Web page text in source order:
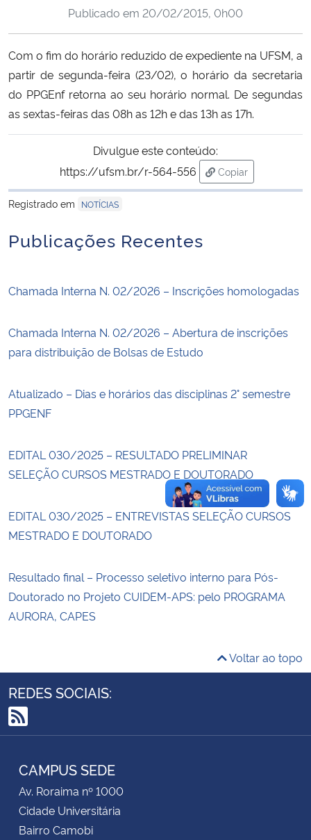
Ministério da Cidadania
Ministério de Minas e Energia
Ministério da Ciência, Tecnologia, Inovações e Comunicações
Ministério do Meio Ambiente
Ministério do Turismo
Ministério do Desenvolvimento Regional
Gabinete de Segurança Institucional
Advocacia-Geral da União
Publicado em 20/02/2015, 0h00
Com o fim do horário reduzido de expediente na UFSM, a
partir de segunda-feira (23/02), o horário da secretaria
do PPGEnf retorna ao seu horário normal. De segundas
as sextas-feiras das 08h as 12h e das 13h as 17h.
Divulgue este conteúdo:
https://ufsm.br/r-564-556
Copiar
para área de
Registrado em
NOTÍCIAS
Publicações Recentes
Chamada Interna N. 02/2026 – Inscrições homologadas
Chamada Interna N. 02/2026 – Abertura de inscrições
para distribuição de Bolsas de Estudo
Atualizado – Dias e horários das disciplinas 2° semestre
PPGENF
EDITAL 030/2025 – RESULTADO PRELIMINAR
SELEÇÃO CURSOS MESTRADO E DOUTORADO
EDITAL 030/2025 – ENTREVISTAS SELEÇÃO CURSOS
MESTRADO E DOUTORADO
Resultado final – Processo seletivo interno para Pós-
Doutorado no Projeto CUIDEM-APS: pelo PROGRAMA
AURORA, CAPES
Voltar ao topo
REDES SOCIAIS:
RSS
CAMPUS SEDE
Av. Roraima nº 1000
Cidade Universitária
Bairro Camobi